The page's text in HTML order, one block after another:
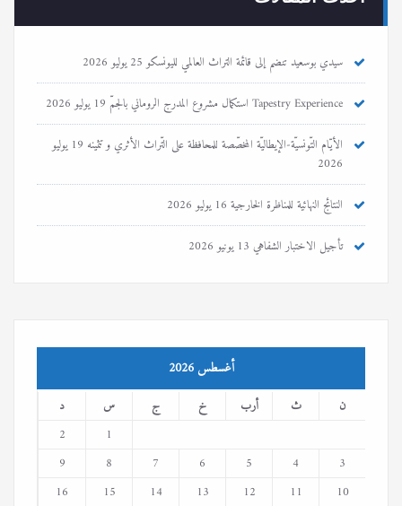
سيدي بوسعيد تنضم إلى قائمة التراث العالمي لليونسكو25 يوليو 2026
Tapestry Experience استكمال مشروع المدرج الروماني بالجمّ
19 يوليو 2026
الأيّام التّونسيّة-الإيطاليّة المخصّصة للمحافظة على التّراث الأثري و تثمينه
19 يوليو
2026
النتائج النهائية للمناظرة الخارجية16 يوليو 2026
تأجيل الاختبار الشفاهي13 يونيو 2026
أغسطس 2026
ن ث أرب خ ج س
د
1
2
3
4
5
6
7
8
9
10
11
12
13
14
15
16